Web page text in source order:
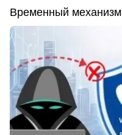
Временный механизм